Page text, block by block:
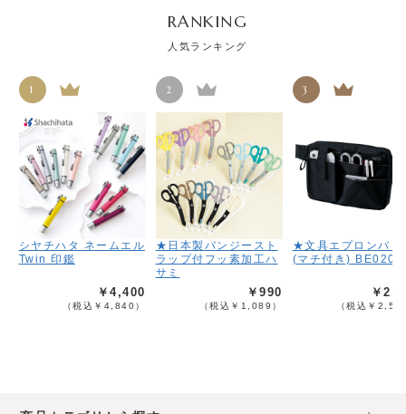
RANKING
人気ランキング
1
シヤチハタ ネームエル
Twin 印鑑
￥4,400
（税込￥4,840）
2
★日本製バンジースト
ラップ付フッ素加工ハ
サミ
￥990
（税込￥1,089）
3
★文具エプロンバッ
(マチ付き) BE020
￥
（税込￥